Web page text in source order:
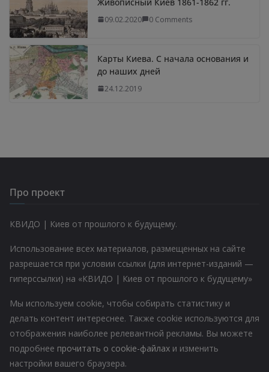
09.02.2020 0 Comments
Карты Киева. С начала основания и
до наших дней
24.12.2019
Про проект
КВИДО | Киев от прошлого к будущему.
Использование всех материалов, размещенных на сайте
разрешается при условии ссылки (для интернет-изданий —
гиперссылки) на «КВИДО | Киев от прошлого к будущему»
Мы используем cookie, чтобы собирать статистику и
делать контент интереснее. Также cookie используются для
отображения наиболее релевантной рекламы. Вы можете
подробнее прочитать о cookie-файлах и изменить
настройки вашего браузера.